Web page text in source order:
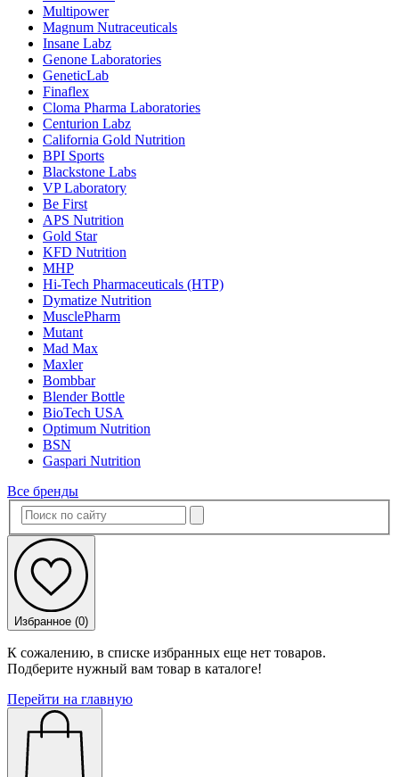
Multipower
Magnum Nutraceuticals
Insane Labz
Genone Laboratories
GeneticLab
Finaflex
Cloma Pharma Laboratories
Centurion Labz
California Gold Nutrition
BPI Sports
Blackstone Labs
VP Laboratory
Be First
APS Nutrition
Gold Star
KFD Nutrition
MHP
Hi-Tech Pharmaceuticals (HTP)
Dymatize Nutrition
MusclePharm
Mutant
Mad Max
Maxler
Bombbar
Blender Bottle
BioTech USA
Optimum Nutrition
BSN
Gaspari Nutrition
Все бренды
Избранное (0)
К сожалению, в списке избранных еще нет товаров.
Подберите нужный вам товар в каталоге!
Перейти на главную